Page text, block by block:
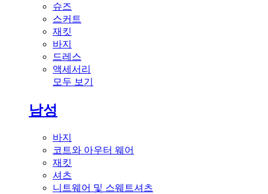
슈즈
스커트
재킷
바지
드레스
액세서리
모두 보기
남성
바지
코트와 아우터 웨어
재킷
셔츠
니트웨어 및 스웨트셔츠